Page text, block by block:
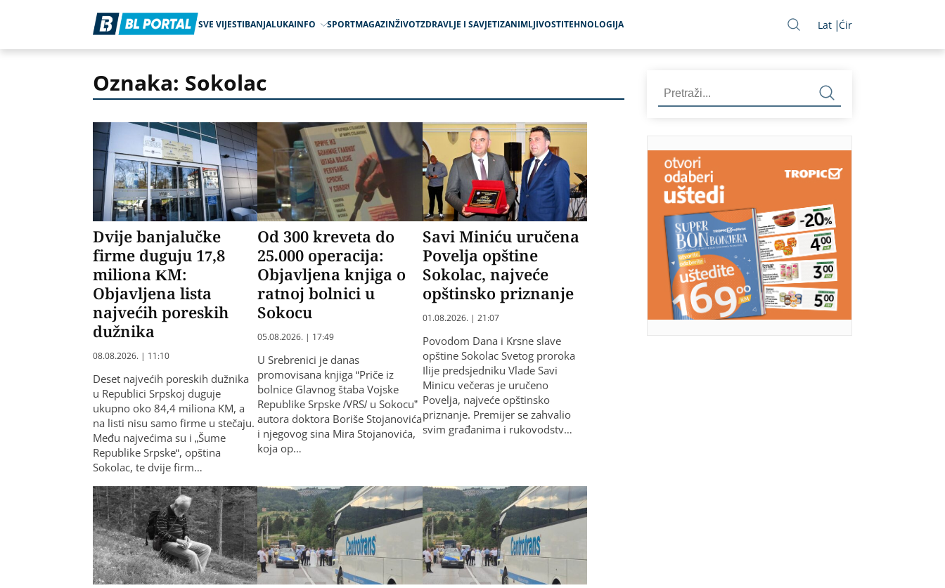
SVE VIJESTIBANJALUKAINFO SPORTMAGAZINŽIVOTZDRAVLJE I SAVJETIZANIMLJIVOSTITEHNOLOGIJA Lat Ćir
Oznaka: Sokolac
Dvije banjalučke
firme duguju 17,8
miliona KM:
Objavljena lista
najvećih poreskih
dužnika
08.08.2026. | 11:10
Deset najvećih poreskih dužnika
u Republici Srpskoj duguje
ukupno oko 84,4 miliona KM, a
na listi nisu samo firme u stečaju.
Među najvećima su i „Šume
Republike Srpske“, opština
Sokolac, te dvije firm…
Od 300 kreveta do
25.000 operacija:
Objavljena knjiga o
ratnoj bolnici u
Sokocu
05.08.2026. | 17:49
U Srebrenici je danas
promovisana knjiga “Priče iz
bolnice Glavnog štaba Vojske
Republike Srpske /VRS/ u Sokocu”
autora doktora Boriše Stojanovića
i njegovog sina Mira Stojanovića,
koja op…
Savi Miniću uručena
Povelja opštine
Sokolac, najveće
opštinsko priznanje
01.08.2026. | 21:07
Povodom Dana i Krsne slave
opštine Sokolac Svetog proroka
Ilije predsjedniku Vlade Savi
Minicu večeras je uručeno
Povelja, najveće opštinsko
priznanje. Premijer se zahvalio
svim građanima i rukovodstv…